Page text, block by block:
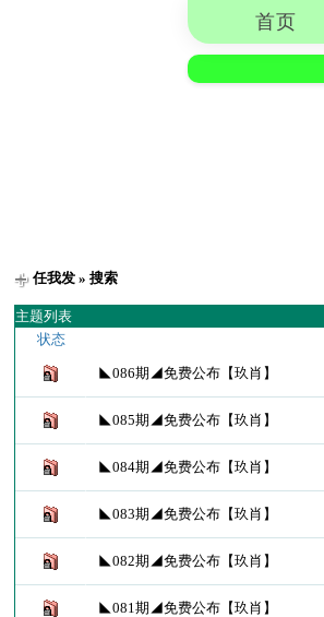
首页
任我发 » 搜索
主题列表
状态
◣086期◢免费公布【玖肖】
◣085期◢免费公布【玖肖】
◣084期◢免费公布【玖肖】
◣083期◢免费公布【玖肖】
◣082期◢免费公布【玖肖】
◣081期◢免费公布【玖肖】